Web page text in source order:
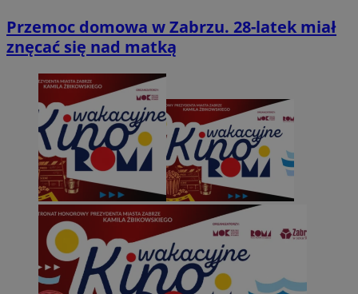
Przemoc domowa w Zabrzu. 28-latek miał
znęcać się nad matką